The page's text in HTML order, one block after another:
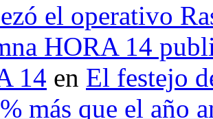
el operativo
HORA 14
14 en El festejo
más que el año